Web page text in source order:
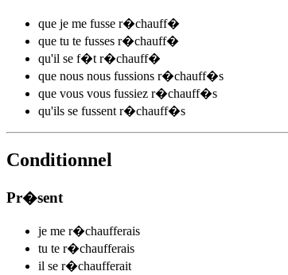
que je me fusse r�chauff�
que tu te fusses r�chauff�
qu'il se f�t r�chauff�
que nous nous fussions r�chauff�s
que vous vous fussiez r�chauff�s
qu'ils se fussent r�chauff�s
Conditionnel
Pr�sent
je me r�chaufferais
tu te r�chaufferais
il se r�chaufferait